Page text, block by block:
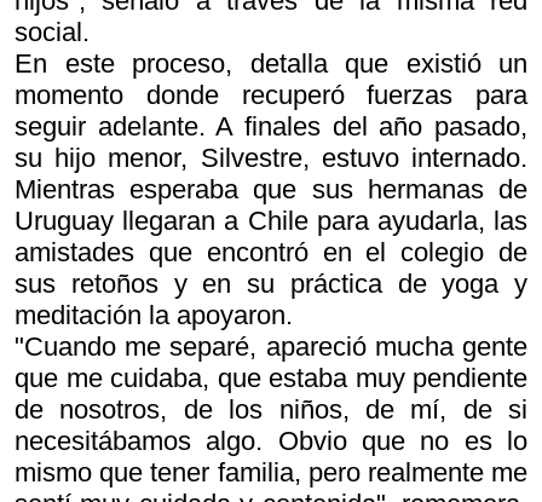
social.
En este proceso, detalla que existió un
momento donde recuperó fuerzas para
seguir adelante. A finales del año pasado,
su hijo menor, Silvestre, estuvo internado.
Mientras esperaba que sus hermanas de
Uruguay llegaran a Chile para ayudarla, las
amistades que encontró en el colegio de
sus retoños y en su práctica de yoga y
meditación la apoyaron.
"Cuando me separé, apareció mucha gente
que me cuidaba, que estaba muy pendiente
de nosotros, de los niños, de mí, de si
necesitábamos algo. Obvio que no es lo
mismo que tener familia, pero realmente me